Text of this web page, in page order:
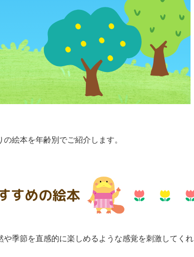
絵本を年齢別でご紹介します。
すめの絵本
季節を直感的に楽しめるような感覚を刺激してくれ